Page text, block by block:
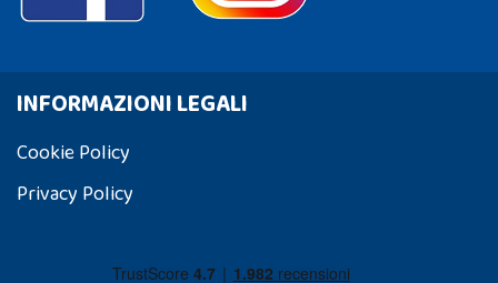
INFORMAZIONI LEGALI
Cookie Policy
Privacy Policy